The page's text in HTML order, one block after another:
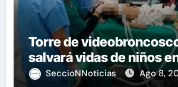
Torre de
salvará vidas de niños
SeccioNNoticias Ago 8,